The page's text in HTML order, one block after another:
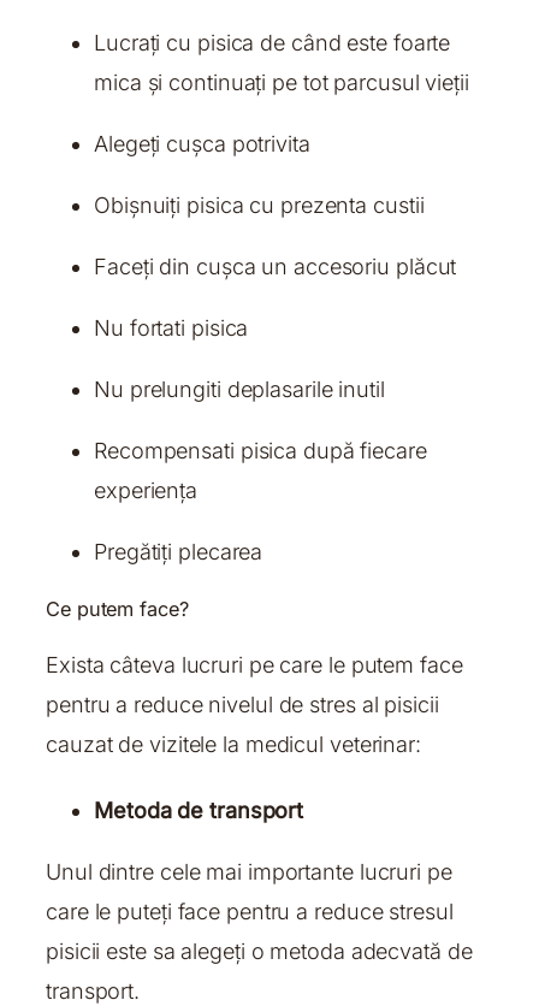
Lucrați cu pisica de când este foarte
mica și continuați pe tot parcusul vieții
Alegeți cușca potrivita
Obișnuiți pisica cu prezenta custii
Faceți din cușca un accesoriu plăcut
Nu fortati pisica
Nu prelungiti deplasarile inutil
Recompensati pisica după fiecare
experiența
Pregătiți plecarea
Ce putem face?
Exista câteva lucruri pe care le putem face
pentru a reduce nivelul de stres al pisicii
cauzat de vizitele la medicul veterinar:
Metoda de transport
Unul dintre cele mai importante lucruri pe
care le puteți face pentru a reduce stresul
pisicii este sa alegeți o metoda adecvată de
transport.